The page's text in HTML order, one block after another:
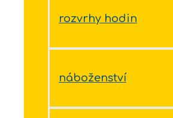
rozvrhy hodin
náboženství